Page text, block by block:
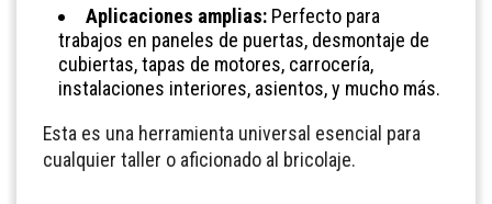
Aplicaciones amplias: Perfecto para
trabajos en paneles de puertas, desmontaje de
cubiertas, tapas de motores, carrocería,
instalaciones interiores, asientos, y mucho más.
Esta es una herramienta universal esencial para
cualquier taller o aficionado al bricolaje.